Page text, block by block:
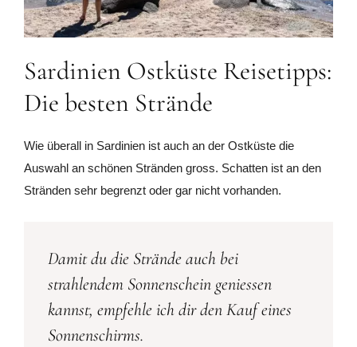
Sardinien Ostküste Reisetipps:
Die besten Strände
Wie überall in Sardinien ist auch an der Ostküste die
Auswahl an schönen Stränden gross. Schatten ist an den
Stränden sehr begrenzt oder gar nicht vorhanden.
Damit du die Strände auch bei
strahlendem Sonnenschein geniessen
kannst, empfehle ich dir den Kauf eines
Sonnenschirms.